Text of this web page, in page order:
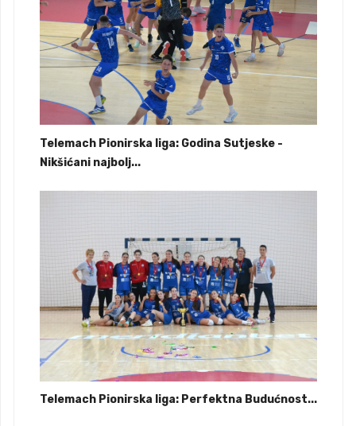
Telemach Pionirska liga: Godina Sutjeske -
Nikšićani najbolj...
Telemach Pionirska liga: Perfektna Budućnost...